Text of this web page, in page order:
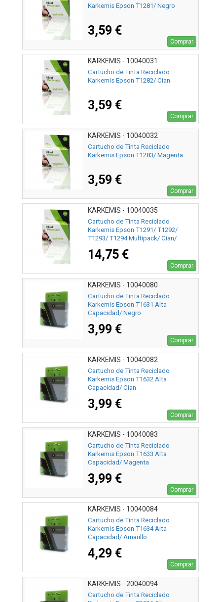
Karkemis Epson T1281/ Negro
3,59 €
Comprar
KARKEMIS - 10040031
Cartucho de Tinta Reciclado
Karkemis Epson T1282/ Cian
3,59 €
Comprar
KARKEMIS - 10040032
Cartucho de Tinta Reciclado
Karkemis Epson T1283/ Magenta
3,59 €
Comprar
KARKEMIS - 10040035
Cartucho de Tinta Reciclado
Karkemis Epson T1291/ T1292/
T1293/ T1294 Multipack/ Cian/
14,75 €
Comprar
KARKEMIS - 10040080
Cartucho de Tinta Reciclado
Karkemis Epson T1631 Alta
Capacidad/ Negro
3,99 €
Comprar
KARKEMIS - 10040082
Cartucho de Tinta Reciclado
Karkemis Epson T1632 Alta
Capacidad/ Cian
3,99 €
Comprar
KARKEMIS - 10040083
Cartucho de Tinta Reciclado
Karkemis Epson T1633 Alta
Capacidad/ Magenta
3,99 €
Comprar
KARKEMIS - 10040084
Cartucho de Tinta Reciclado
Karkemis Epson T1634 Alta
Capacidad/ Amarillo
4,29 €
Comprar
KARKEMIS - 20040094
Cartucho de Tinta Reciclado